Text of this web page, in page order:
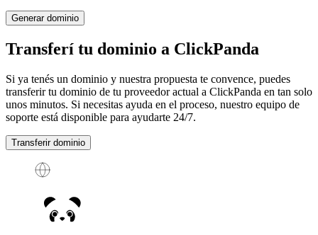
Generar dominio
Transferí tu dominio a ClickPanda
Si ya tenés un dominio y nuestra propuesta te convence, puedes
transferir tu dominio de tu proveedor actual a ClickPanda en tan solo
unos minutos. Si necesitas ayuda en el proceso, nuestro equipo de
soporte está disponible para ayudarte 24/7.
Transferir dominio